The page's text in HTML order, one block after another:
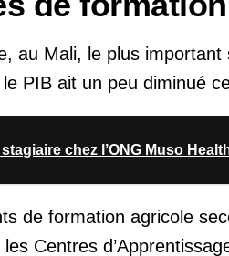
au Mali, le plus
PIB ait un peu diminué
chez l’ONG Muso
de formation agricole
Centres